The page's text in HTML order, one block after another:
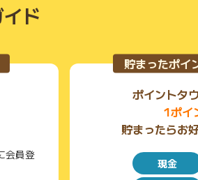
ド
会員登
貯まったポイ
ポイントタ
1ポイ
貯まったらお
現金